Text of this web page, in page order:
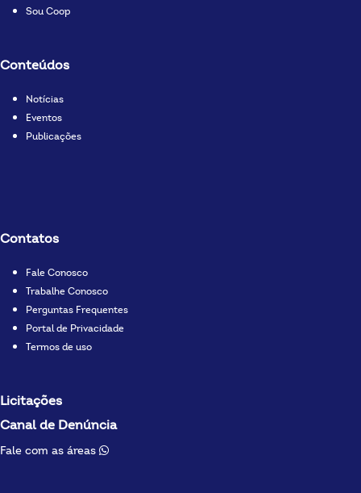
Sou Coop
Conteúdos
Notícias
Eventos
Publicações
Contatos
Fale Conosco
Trabalhe Conosco
Perguntas Frequentes
Portal de Privacidade
Termos de uso
Licitações
Canal de Denúncia
Fale com as áreas